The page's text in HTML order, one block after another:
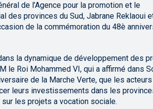
de l’Agence pour la promotion et le
des provinces du Sud, Jabrane Reklaoui
de la commémoration du 48è
la dynamique de développement des
le Roi Mohammed VI, qui a affirmé dans
de la Marche Verte, que les acteurs
leurs investissements dans les
les projets a vocation sociale.